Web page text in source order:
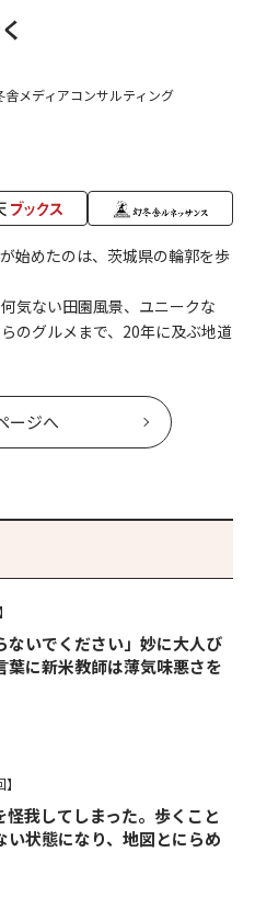
舎メディアコンサルティング
始めたのは、茨城県の輪郭を歩
気ない田園風景、ユニークな
のグルメまで、20年に及ぶ地道
ージへ
ないでください」妙に大人び
葉に新米教師は薄気味悪さを
怪我してしまった。歩くこと
い状態になり、地図とにらめ